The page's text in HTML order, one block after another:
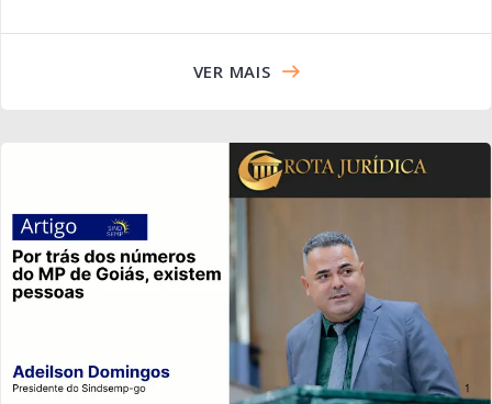
VER MAIS